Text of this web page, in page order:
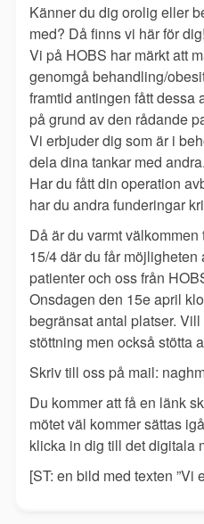
Känner du dig orolig eller
med? Då finns vi här för dig!
Vi på HOBS har märkt att
genomgå behandling/
framtid antingen fått dessa
på grund av den rådande
Vi erbjuder dig som är i
dela dina tankar med andra.
Har du fått din operation
har du andra funderingar
Då är du varmt
15/4‬ där du får möjligheten
patienter och oss från
Onsdagen den 15e april
begränsat antal platser.
stöttning men också stötta
Skriv till oss på mail:
Du kommer att få en länk
mötet väl kommer sättas
klicka in dig till det digitala
[ST: en bild med texten ”Vi